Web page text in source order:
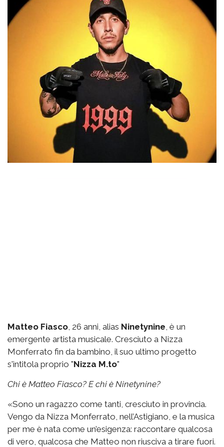
Matteo Fiasco , 26 anni, alias Ninetynine , è un
emergente artista musicale. Cresciuto a Nizza
Monferrato fin da bambino, il suo ultimo progetto
s'intitola proprio "Nizza M.to"
Chi è Matteo Fiasco? E chi è Ninetynine?
«Sono un ragazzo come tanti, cresciuto in provincia.
Vengo da Nizza Monferrato, nell’Astigiano, e la musica
per me è nata come un’esigenza: raccontare qualcosa
di vero, qualcosa che Matteo non riusciva a tirare fuori.